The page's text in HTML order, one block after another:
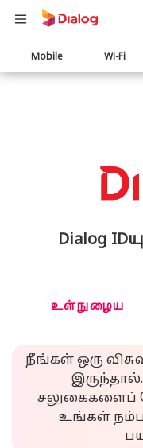
Main
navigation
Mobile Wi-Fi
Dialog
உள்நுழைய
நீங்கள் ஒரு
சலுகைகளைப்
உங்கள்